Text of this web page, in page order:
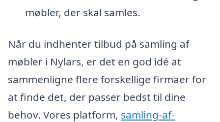
møbler, der skal samles.
Når du indhenter tilbud på samling af
møbler i Nylars, er det en god idé at
sammenligne flere forskellige firmaer for
at finde det, der passer bedst til dine
behov. Vores platform, samling-af-